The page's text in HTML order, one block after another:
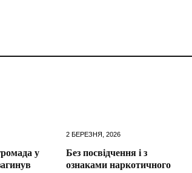
у
2 БЕРЕЗНЯ, 2026
Без посвідчення і з
ознаками наркотичного